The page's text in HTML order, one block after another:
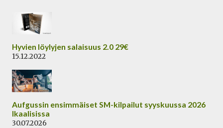
sisältöön
Hyvien löylyjen salaisuus 2.0 29€
15.12.2022
Aufgussin ensimmäiset SM-kilpailut syyskuussa 2026
Ikaalisissa
30.07.2026